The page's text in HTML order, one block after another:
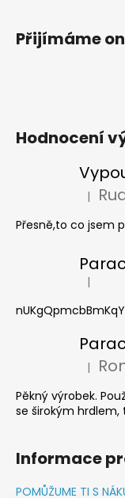
Přijímáme
Hodnocení
|
Přesně,to co jsem
|
|
Pěkný výrobek.
se širokým hrdlem,
Informace
POMŮŽUME TI S